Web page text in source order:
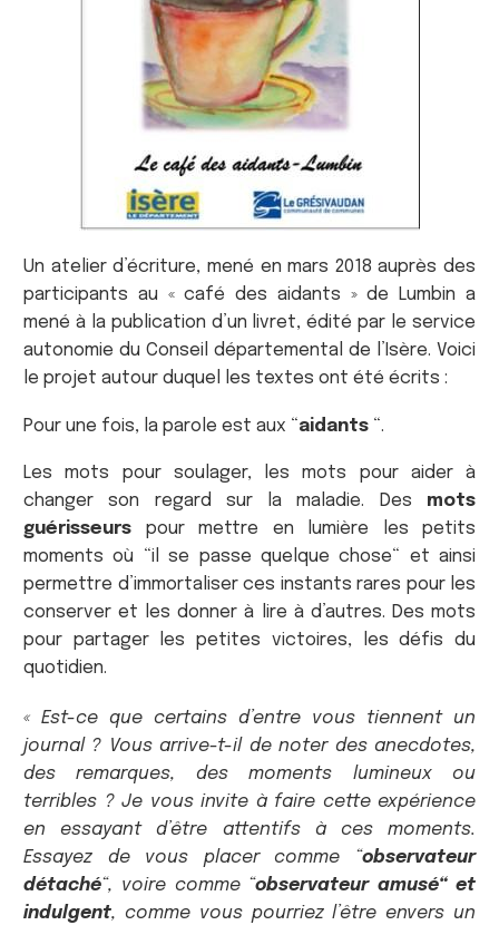
Un atelier d’écriture, mené en mars 2018 auprès des
participants au « café des aidants » de Lumbin a
mené à la publication d’un livret, édité par le service
autonomie du Conseil départemental de l’Isère. Voici
le projet autour duquel les textes ont été écrits :
Pour une fois, la parole est aux “aidants “.
Les mots pour soulager, les mots pour aider à
changer son regard sur la maladie. Des mots
guérisseurs pour mettre en lumière les petits
moments où “il se passe quelque chose“ et ainsi
permettre d’immortaliser ces instants rares pour les
conserver et les donner à lire à d’autres. Des mots
pour partager les petites victoires, les défis du
quotidien.
« Est-ce que certains d’entre vous tiennent un
journal ? Vous arrive-t-il de noter des anecdotes,
des remarques, des moments lumineux ou
terribles ? Je vous invite à faire cette expérience
en essayant d’être attentifs à ces moments.
Essayez de vous placer comme “observateur
détaché“, voire comme “observateur amusé“ et
indulgent, comme vous pourriez l’être envers un